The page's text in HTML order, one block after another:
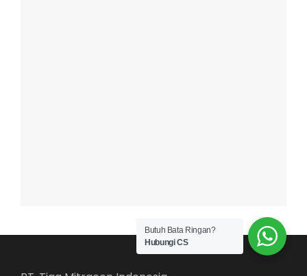
Butuh Bata Ringan?
Hubungi CS